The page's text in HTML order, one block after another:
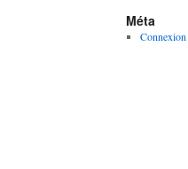
Méta
Connexion